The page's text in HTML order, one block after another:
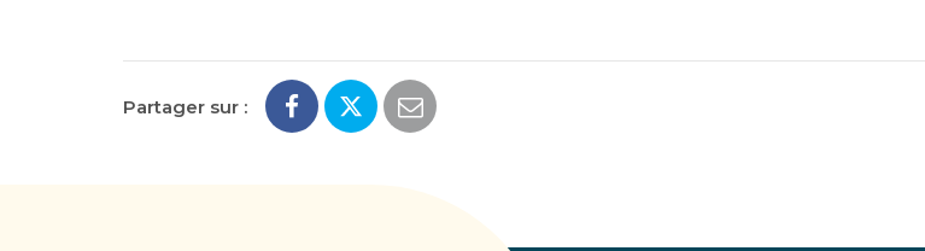
Partager sur :